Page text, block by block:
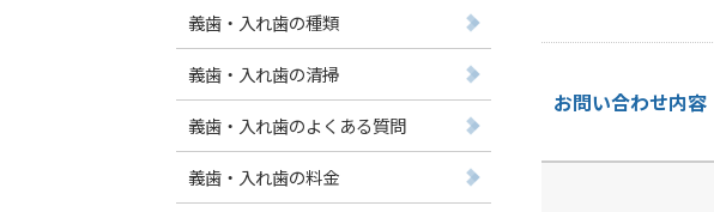
お問い合わせ内容
義歯・入れ歯の種類
義歯・入れ歯の清掃
義歯・入れ歯のよくある質問
義歯・入れ歯の料金